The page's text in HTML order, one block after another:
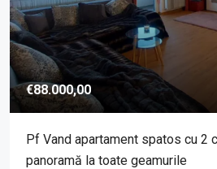
€88.000,00
Pf Vand apartament spatos cu 2
panoramă la toate geamurile